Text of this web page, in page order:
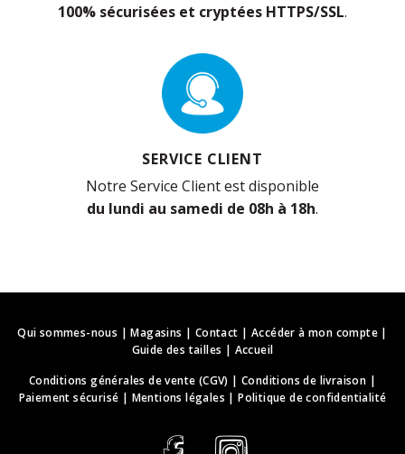
100% sécurisées et cryptées HTTPS/SSL.
SERVICE CLIENT
Notre Service Client est disponible
du lundi au samedi de 08h à 18h.
Qui sommes-nous |Magasins | Contact | Accéder à mon compte|
Guide des tailles | Accueil
Conditions générales de vente (CGV) |Conditions de livraison |
Paiement sécurisé | Mentions légales |Politique de confidentialité